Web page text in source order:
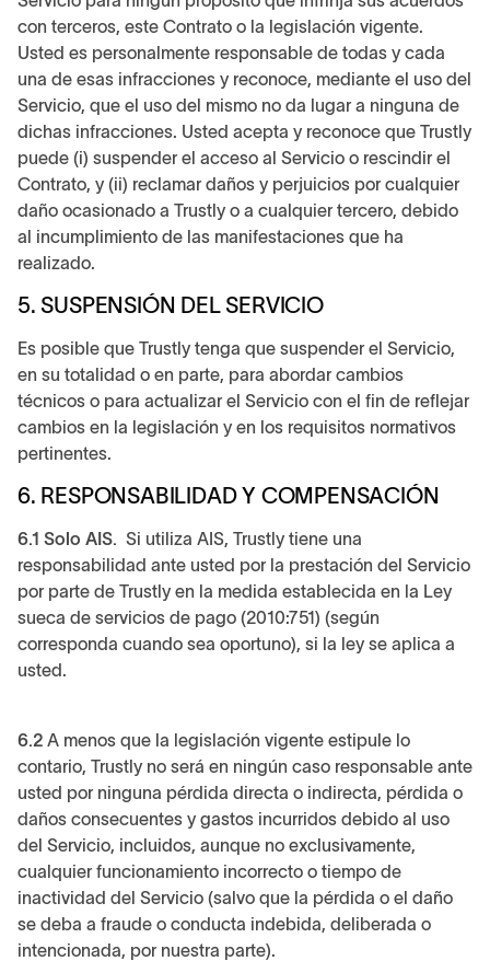
con terceros, este Contrato o la legislación vigente.
Usted es personalmente responsable de todas y cada
una de esas infracciones y reconoce, mediante el uso del
Servicio, que el uso del mismo no da lugar a ninguna de
dichas infracciones. Usted acepta y reconoce que Trustly
puede (i) suspender el acceso al Servicio o rescindir el
Contrato, y (ii) reclamar daños y perjuicios por cualquier
daño ocasionado a Trustly o a cualquier tercero, debido
al incumplimiento de las manifestaciones que ha
realizado.
5. SUSPENSIÓN DEL SERVICIO
Es posible que Trustly tenga que suspender el Servicio,
en su totalidad o en parte, para abordar cambios
técnicos o para actualizar el Servicio con el fin de reflejar
cambios en la legislación y en los requisitos normativos
pertinentes.
6. RESPONSABILIDAD Y COMPENSACIÓN
6.1 Solo AIS. Si utiliza AIS, Trustly tiene una
responsabilidad ante usted por la prestación del Servicio
por parte de Trustly en la medida establecida en la Ley
sueca de servicios de pago (2010:751) (según
corresponda cuando sea oportuno), si la ley se aplica a
usted.
6.2 A menos que la legislación vigente estipule lo
contario, Trustly no será en ningún caso responsable ante
usted por ninguna pérdida directa o indirecta, pérdida o
daños consecuentes y gastos incurridos debido al uso
del Servicio, incluidos, aunque no exclusivamente,
cualquier funcionamiento incorrecto o tiempo de
inactividad del Servicio (salvo que la pérdida o el daño
se deba a fraude o conducta indebida, deliberada o
intencionada, por nuestra parte).